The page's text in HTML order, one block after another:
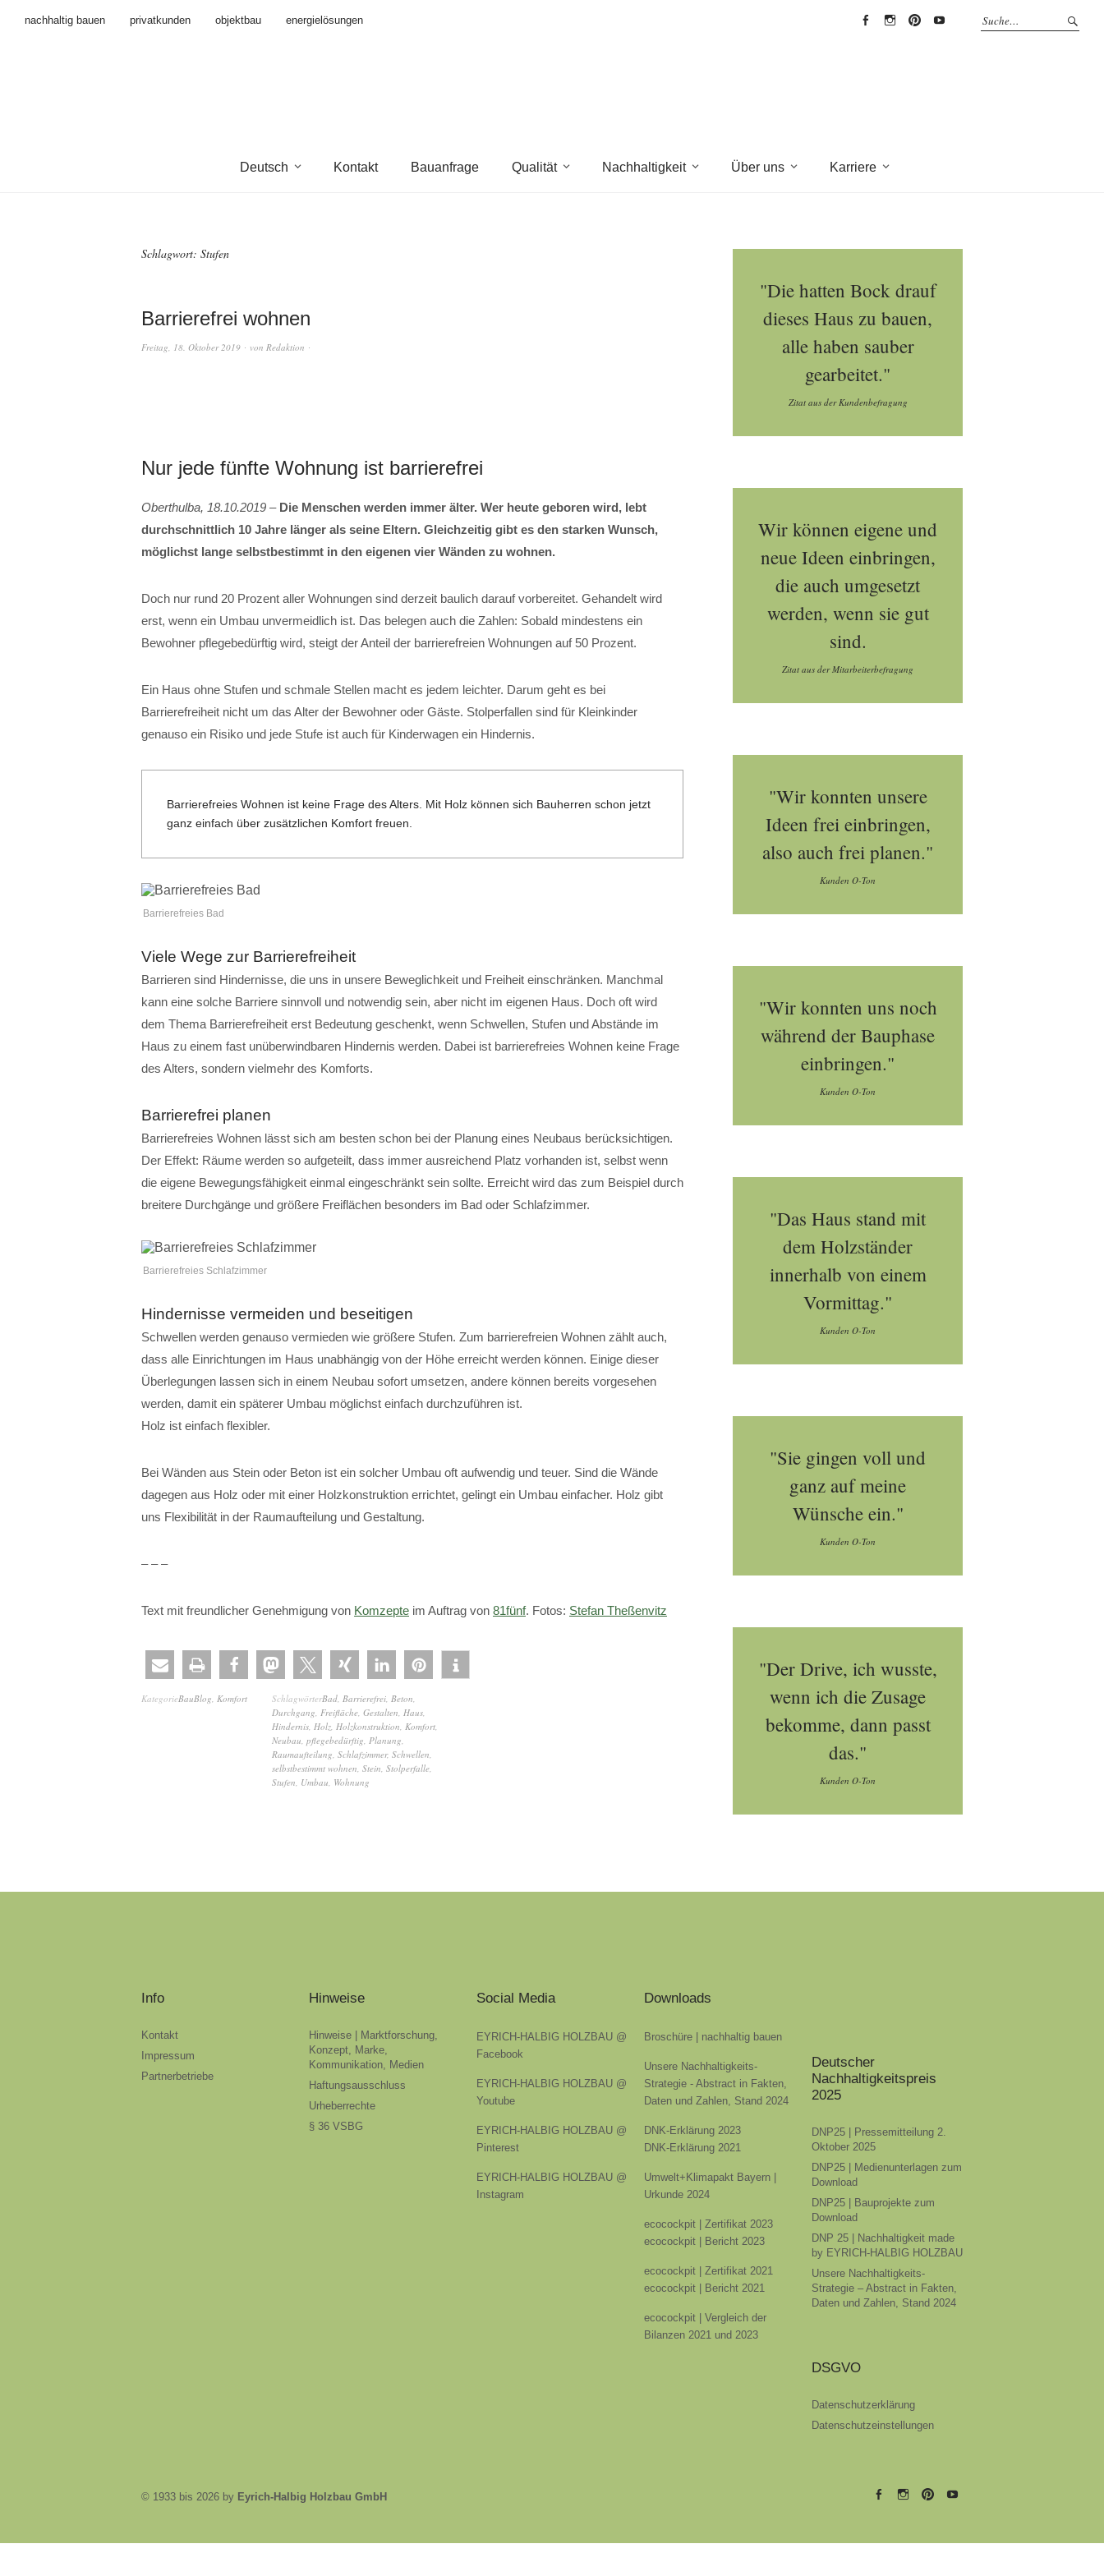
nachhaltig bauen privatkunden objektbau
energielösungen
Deutsch Kontakt Bauanfrage Qualität Nachhaltigkeit Über uns Karriere
Schlagwort: Stufen
Barrierefrei wohnen
Freitag, 18. Oktober 2019 von Redaktion
Nur jede fünfte Wohnung ist barrierefrei
Oberthulba, 18.10.2019 – Die Menschen werden immer älter. Wer heute geboren wird, lebt
durchschnittlich 10 Jahre länger als seine Eltern. Gleichzeitig gibt es den starken Wunsch,
möglichst lange selbstbestimmt in den eigenen vier Wänden zu wohnen.
Doch nur rund 20 Prozent aller Wohnungen sind derzeit baulich darauf vorbereitet. Gehandelt wird
erst, wenn ein Umbau unvermeidlich ist. Das belegen auch die Zahlen: Sobald mindestens ein
Bewohner pflegebedürftig wird, steigt der Anteil der barrierefreien Wohnungen auf 50 Prozent.
Ein Haus ohne Stufen und schmale Stellen macht es jedem leichter. Darum geht es bei
Barrierefreiheit nicht um das Alter der Bewohner oder Gäste. Stolperfallen sind für Kleinkinder
genauso ein Risiko und jede Stufe ist auch für Kinderwagen ein Hindernis.
Barrierefreies Wohnen ist keine Frage des Alters. Mit Holz können sich Bauherren schon jetzt
ganz einfach über zusätzlichen Komfort freuen.
Barrierefreies Bad
Viele Wege zur Barrierefreiheit
Barrieren sind Hindernisse, die uns in unsere Beweglichkeit und Freiheit einschränken. Manchmal
kann eine solche Barriere sinnvoll und notwendig sein, aber nicht im eigenen Haus. Doch oft wird
dem Thema Barrierefreiheit erst Bedeutung geschenkt, wenn Schwellen, Stufen und Abstände im
Haus zu einem fast unüberwindbaren Hindernis werden. Dabei ist barrierefreies Wohnen keine Frage
des Alters, sondern vielmehr des Komforts.
Barrierefrei planen
Barrierefreies Wohnen lässt sich am besten schon bei der Planung eines Neubaus berücksichtigen.
Der Effekt: Räume werden so aufgeteilt, dass immer ausreichend Platz vorhanden ist, selbst wenn
die eigene Bewegungsfähigkeit einmal eingeschränkt sein sollte. Erreicht wird das zum Beispiel durch
breitere Durchgänge und größere Freiflächen besonders im Bad oder Schlafzimmer.
Barrierefreies Schlafzimmer
Hindernisse vermeiden und beseitigen
Schwellen werden genauso vermieden wie größere Stufen. Zum barrierefreien Wohnen zählt auch,
dass alle Einrichtungen im Haus unabhängig von der Höhe erreicht werden können. Einige dieser
Überlegungen lassen sich in einem Neubau sofort umsetzen, andere können bereits vorgesehen
werden, damit ein späterer Umbau möglichst einfach durchzuführen ist.
Holz ist einfach flexibler.
Bei Wänden aus Stein oder Beton ist ein solcher Umbau oft aufwendig und teuer. Sind die Wände
dagegen aus Holz oder mit einer Holzkonstruktion errichtet, gelingt ein Umbau einfacher. Holz gibt
uns Flexibilität in der Raumaufteilung und Gestaltung.
– – –
Text mit freundlicher Genehmigung von Komzepte im Auftrag von 81fünf. Fotos: Stefan Theßenvitz
KategorieBauBlog Komfort SchlagwörterBad Barrierefrei Beton
Durchgang Freifläche Gestalten Haus
Hindernis Holz Holzkonstruktion Komfort
Neubau pflegebedürftig Planung
Raumaufteilung Schlafzimmer, Schwellen
selbstbestimmt wohnen Stein Stolperfalle
Stufen Umbau Wohnung
"Die hatten Bock drauf
dieses Haus zu bauen,
alle haben sauber
gearbeitet."
Zitat aus der Kundenbefragung
Wir können eigene und
neue Ideen einbringen,
die auch umgesetzt
werden, wenn sie gut
sind.
Zitat aus der Mitarbeiterbefragung
"Wir konnten unsere
Ideen frei einbringen,
also auch frei planen."
Kunden O-Ton
"Wir konnten uns noch
während der Bauphase
einbringen."
Kunden O-Ton
"Das Haus stand mit
dem Holzständer
innerhalb von einem
Vormittag."
Kunden O-Ton
"Sie gingen voll und
ganz auf meine
Wünsche ein."
Kunden O-Ton
"Der Drive, ich wusste,
wenn ich die Zusage
bekomme, dann passt
das."
Kunden O-Ton
Info
Kontakt
Impressum
Partnerbetriebe
Hinweise
Hinweise | Marktforschung,
Konzept, Marke,
Kommunikation, Medien
Haftungsausschluss
Urheberrechte
§ 36 VSBG
Social Media
EYRICH-HALBIG HOLZBAU @
Facebook
EYRICH-HALBIG HOLZBAU @
Youtube
EYRICH-HALBIG HOLZBAU @
Pinterest
EYRICH-HALBIG HOLZBAU @
Instagram
Downloads
Broschüre | nachhaltig bauen
Unsere Nachhaltigkeits-
Strategie - Abstract in Fakten,
Daten und Zahlen, Stand 2024
DNK-Erklärung 2023
DNK-Erklärung 2021
Umwelt+Klimapakt Bayern |
Urkunde 2024
ecocockpit | Zertifikat 2023
ecocockpit | Bericht 2023
ecocockpit | Zertifikat 2021
ecocockpit | Bericht 2021
ecocockpit | Vergleich der
Bilanzen 2021 und 2023
Deutscher
Nachhaltigkeitspreis
2025
DNP25 | Pressemitteilung 2.
Oktober 2025
DNP25 | Medienunterlagen zum
Download
DNP25 | Bauprojekte zum
Download
DNP 25 | Nachhaltigkeit made
by EYRICH-HALBIG HOLZBAU
Unsere Nachhaltigkeits-
Strategie – Abstract in Fakten,
Daten und Zahlen, Stand 2024
DSGVO
Datenschutzerklärung
Datenschutzeinstellungen
HOLZBAUHOLZBAUHOLZBAUHOLZBAU
© 1933 bis 2026 by Eyrich-Halbig Holzbau GmbH